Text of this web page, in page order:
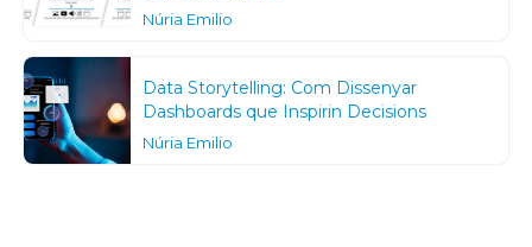
Núria Emilio
Data Storytelling: Com Dissenyar
Dashboards que Inspirin Decisions
Núria Emilio